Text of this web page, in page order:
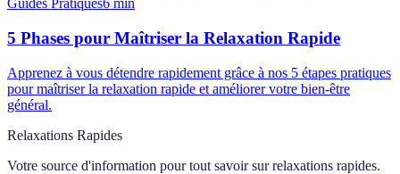
Guides Pratiques6 min
5 Phases pour Maîtriser la Relaxation Rapide
Apprenez à vous détendre rapidement grâce à nos 5 étapes pratiques
pour maîtriser la relaxation rapide et améliorer votre bien-être
général.
Relaxations Rapides
Votre source d'information pour tout savoir sur relaxations rapides.